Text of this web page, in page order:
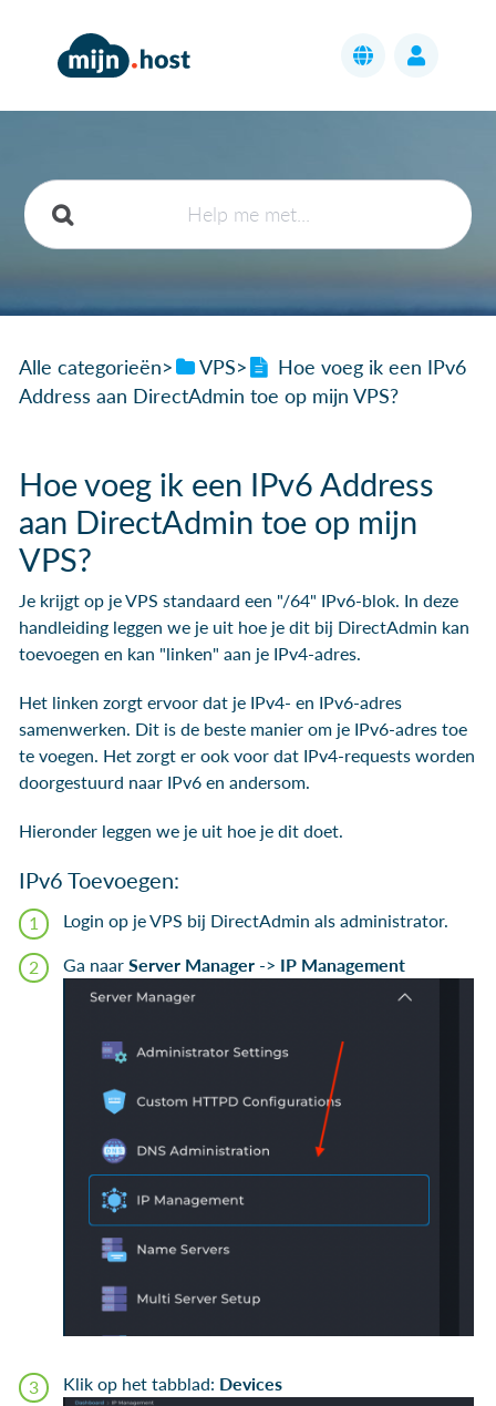
Alle categorieën​>​ ​VPS​>​
Hoe voeg ik een IPv6
Address aan DirectAdmin toe op mijn VPS?
Hoe voeg ik een IPv6 Address
aan DirectAdmin toe op mijn
VPS?
Je krijgt op je VPS standaard een "/64" IPv6-blok. In deze
handleiding leggen we je uit hoe je dit bij DirectAdmin kan
toevoegen en kan "linken" aan je IPv4-adres.
Het linken zorgt ervoor dat je IPv4- en IPv6-adres
samenwerken. Dit is de beste manier om je IPv6-adres toe
te voegen. Het zorgt er ook voor dat IPv4-requests worden
doorgestuurd naar IPv6 en andersom.
Hieronder leggen we je uit hoe je dit doet.
IPv6 Toevoegen:
Login op je VPS bij DirectAdmin als administrator.
Ga naar Server Manager -> IP Management
Klik op het tabblad: Devices